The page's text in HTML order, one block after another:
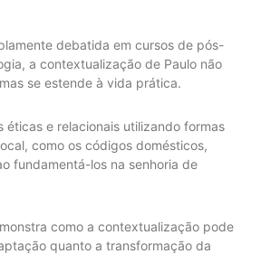
debatida em cursos de pós-
a contextualização de Paulo não
se estende à vida prática.
éticas e relacionais utilizando formas
como os códigos domésticos,
fundamentá-los na senhoria de
como a contextualização pode
quanto a transformação da